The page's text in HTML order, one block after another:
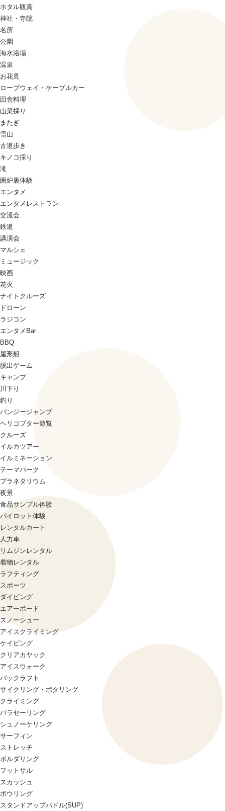
ホタル観賞
神社・寺院
名所
公園
海水浴場
温泉
お花見
ロープウェイ・ケーブルカー
田舎料理
山菜採り
またぎ
雪山
古道歩き
キノコ採り
滝
囲炉裏体験
エンタメ
エンタメレストラン
交流会
鉄道
講演会
マルシェ
ミュージック
映画
花火
ナイトクルーズ
ドローン
ラジコン
エンタメBar
BBQ
屋形船
脱出ゲーム
キャンプ
川下り
釣り
バンジージャンプ
ヘリコプター遊覧
クルーズ
イルカツアー
イルミネーション
テーマパーク
プラネタリウム
夜景
食品サンプル体験
パイロット体験
レンタルカート
人力車
リムジンレンタル
着物レンタル
ラフティング
スポーツ
ダイビング
エアーボード
スノーシュー
アイスクライミング
ケイビング
クリアカヤック
アイスウォーク
パックラフト
サイクリング・ポタリング
クライミング
パラセーリング
シュノーケリング
サーフィン
ストレッチ
ボルダリング
フットサル
スカッシュ
ボウリング
スタンドアップパドル(SUP)